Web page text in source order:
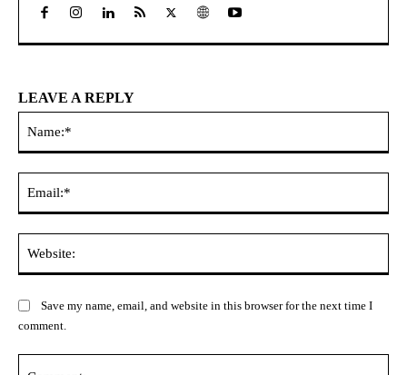
LEAVE A REPLY
Save my name, email, and website in this browser for the next time I
comment.